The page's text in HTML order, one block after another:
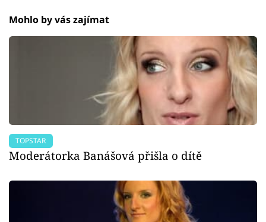
Mohlo by vás zajímat
TOPSTAR
Moderátorka Banášová přišla o dítě